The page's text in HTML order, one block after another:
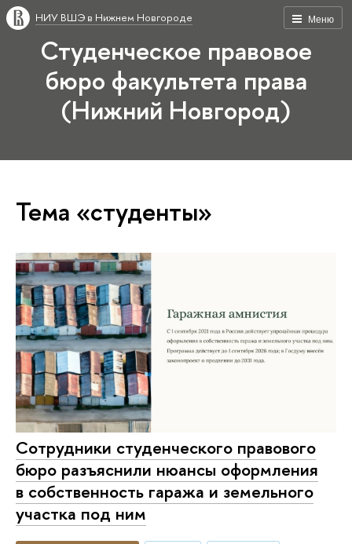
Меню
НИУ ВШЭ в Нижнем Новгороде
Студенческое правовое
бюро факультета права
(Нижний Новгород)
Тема «студенты»
Сотрудники студенческого правового
бюро разъяснили нюансы оформления
в собственность гаража и земельного
участка под ним